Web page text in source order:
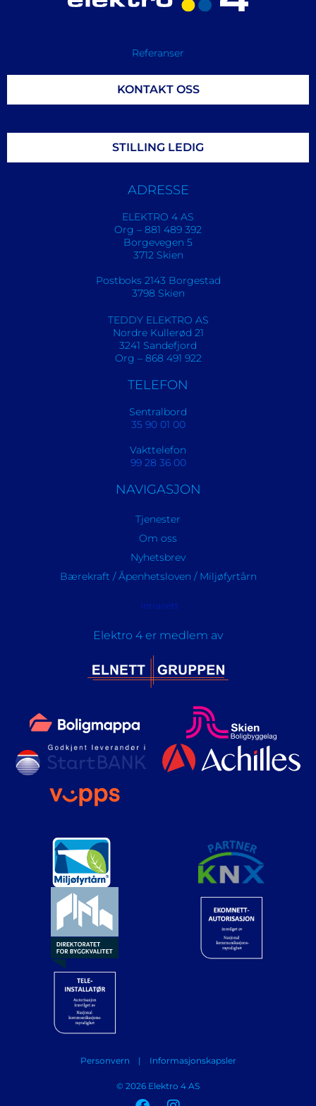
Referanser
KONTAKT OSS
STILLING LEDIG
ADRESSE
ELEKTRO 4 AS
Org – 881 489 392
Borgevegen 5
3712 Skien
Postboks 2143 Borgestad
3798 Skien
TEDDY ELEKTRO AS
Nordre Kullerød 21
3241 Sandefjord
Org – 868 491 922
TELEFON
Sentralbord
35 90 01 00
Vakttelefon
99 28 36 00
NAVIGASJON
Tjenester
Om oss
Nyhetsbrev
Bærekraft / Åpenhetsloven / Miljøfyrtårn
intranett
Elektro 4 er medlem av
Personvern | Informasjonskapsler
© ​2026 Elektro 4 AS